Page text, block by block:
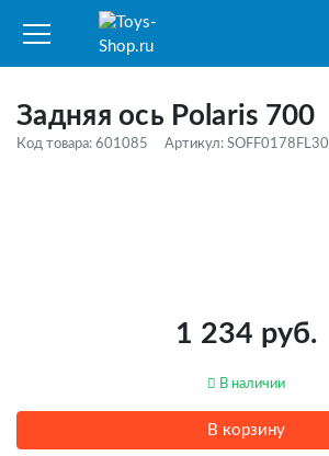
Задняя ось Polaris 700
Код товара: 601085 Артикул: SOFF0178FL30
1 234 руб.
В наличии
В корзину